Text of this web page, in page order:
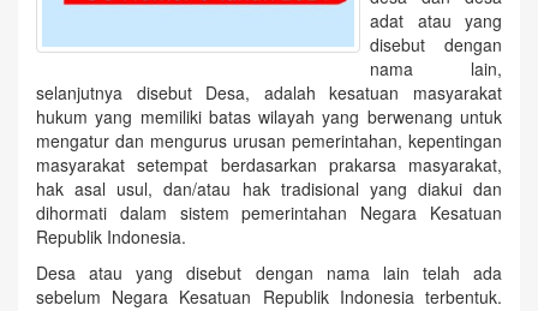
adat atau yang
disebut dengan
nama lain,
selanjutnya disebut Desa, adalah kesatuan masyarakat
hukum yang memiliki batas wilayah yang berwenang untuk
mengatur dan mengurus urusan pemerintahan, kepentingan
masyarakat setempat berdasarkan prakarsa masyarakat,
hak asal usul, dan/atau hak tradisional yang diakui dan
dihormati dalam sistem pemerintahan Negara Kesatuan
Republik Indonesia.
Desa atau yang disebut dengan nama lain telah ada
sebelum Negara Kesatuan Republik Indonesia terbentuk.